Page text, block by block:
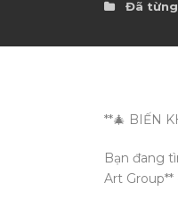
Đã
**🎄 BIẾN
Bạn đang
Art Group**